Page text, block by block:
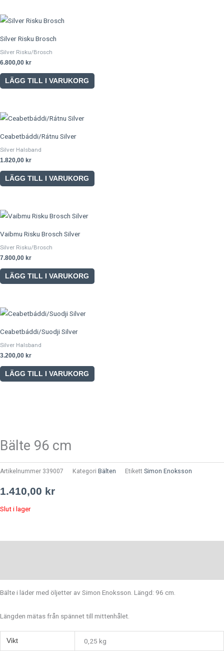
Silver Risku Brosch
Silver Risku/Brosch
6.800,00 kr
LÄGG TILL I VARUKORG
Ceabetbáddi/Rátnu Silver
Silver Halsband
1.820,00 kr
LÄGG TILL I VARUKORG
Vaibmu Risku Brosch Silver
Silver Risku/Brosch
7.800,00 kr
LÄGG TILL I VARUKORG
Ceabetbáddi/Suodji Silver
Silver Halsband
3.200,00 kr
LÄGG TILL I VARUKORG
Bälte 96 cm
Artikelnummer 339007 Kategori Bälten Etikett Simon Enoksson
1.410,00 kr
Slut i lager
Bälte i läder med öljetter av Simon Enoksson. Längd: 96 cm.
Längden mätas från spännet till mittenhålet.
Vikt 0,25 kg